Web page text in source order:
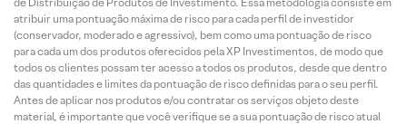
atribuir uma pontuação máxima de risco para cada perfil de investidor
(conservador, moderado e agressivo), bem como uma pontuação de risco
para cada um dos produtos oferecidos pela XP Investimentos, de modo que
todos os clientes possam ter acesso a todos os produtos, desde que dentro
das quantidades e limites da pontuação de risco definidas para o seu perfil.
Antes de aplicar nos produtos e/ou contratar os serviços objeto deste
material, é importante que você verifique se a sua pontuação de risco atual